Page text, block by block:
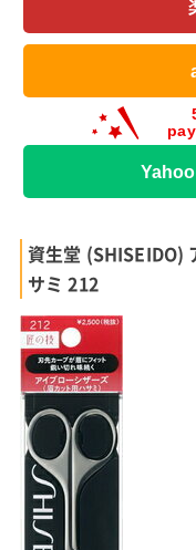
資生堂 (SHISEIDO)
サミ 212